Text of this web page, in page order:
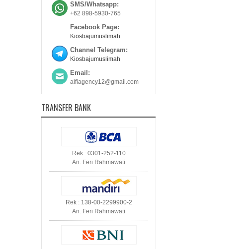
SMS/Whatsapp:
+62 898-5930-765
Facebook Page:
Kiosbajumuslimah
Channel Telegram:
Kiosbajumuslimah
Email:
alfiagency12@gmail.com
TRANSFER BANK
Rek : 0301-252-110
An. Feri Rahmawati
Rek : 138-00-2299900-2
An. Feri Rahmawati